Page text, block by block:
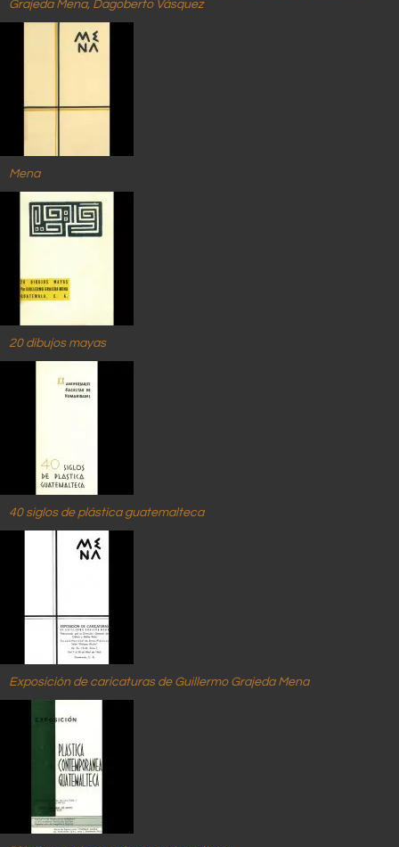
Grajeda Mena, Dagoberto Vásquez
Mena
20 dibujos mayas
40 siglos de plástica guatemalteca
Exposición de caricaturas de Guillermo Grajeda Mena